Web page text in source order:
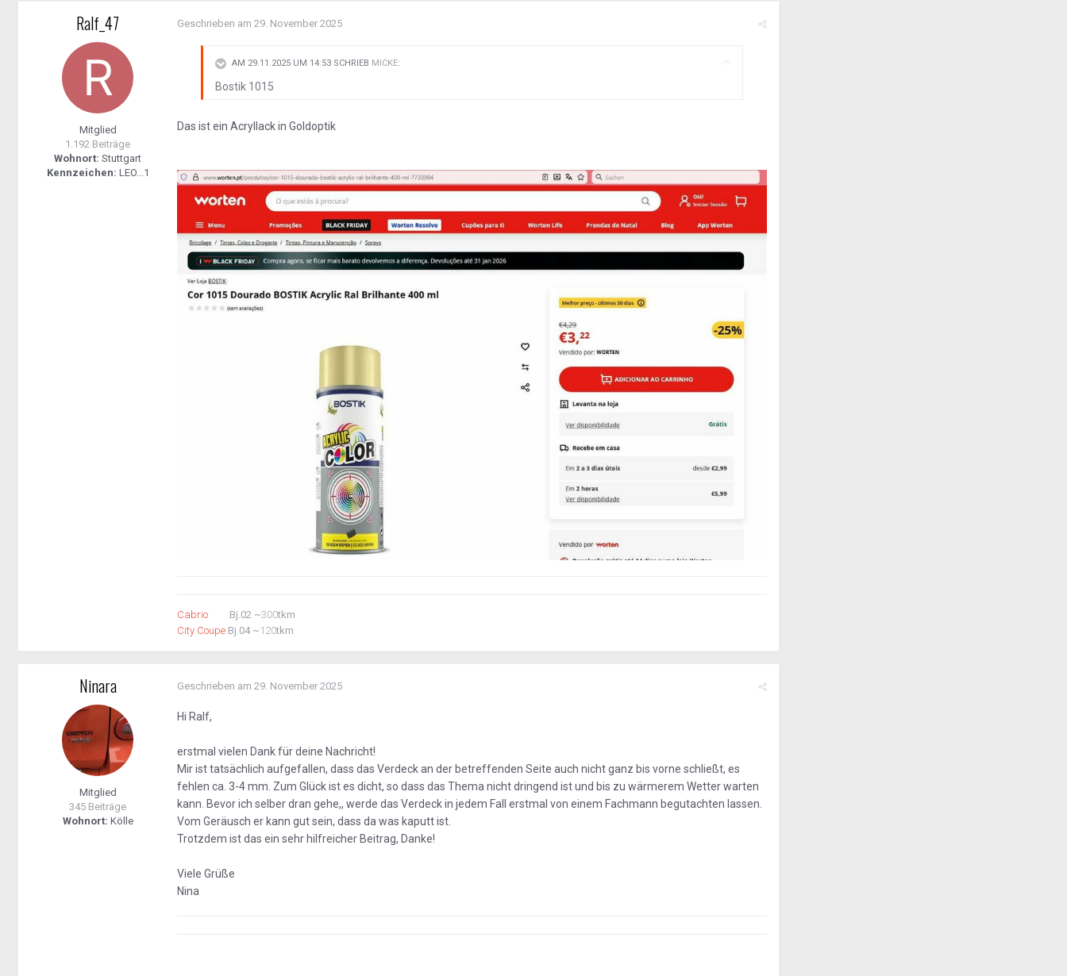
Ralf_47
Mitglied
1.192 Beiträge
Wohnort: Stuttgart
Kennzeichen: LEO...1
Geschrieben am 29. November 2025
AM 29.11.2025 UM 14:53 SCHRIEB MICKE:
Bostik 1015
Das ist ein Acryllack in Goldoptik
Cabrio Bj.02 ~300tkm
City Coupe Bj.04 ~120tkm
Ninara
Mitglied
345 Beiträge
Wohnort: Kölle
Geschrieben am 29. November 2025
Hi Ralf,
erstmal vielen Dank für deine Nachricht!
Mir ist tatsächlich aufgefallen, dass das Verdeck an der betreffenden Seite auch nicht ganz bis vorne schließt, es
fehlen ca. 3-4 mm. Zum Glück ist es dicht, so dass das Thema nicht dringend ist und bis zu wärmerem Wetter warten
kann. Bevor ich selber dran gehe,, werde das Verdeck in jedem Fall erstmal von einem Fachmann begutachten lassen.
Vom Geräusch er kann gut sein, dass da was kaputt ist.
Trotzdem ist das ein sehr hilfreicher Beitrag, Danke!
Viele Grüße
Nina